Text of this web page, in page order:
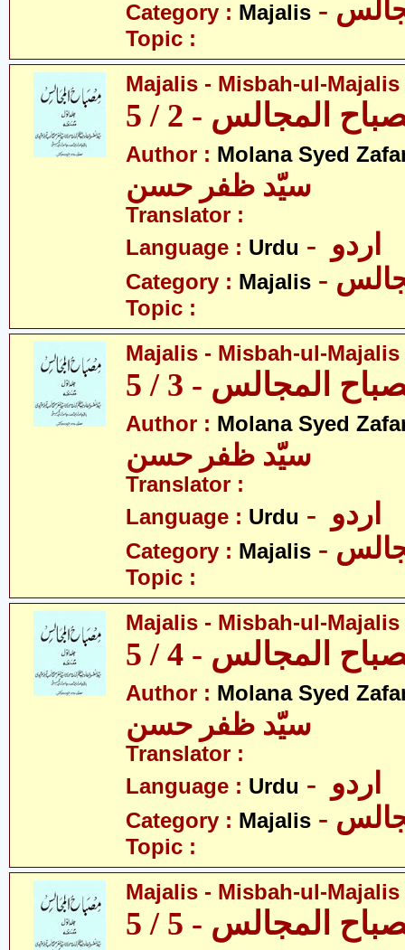
Category : Majalis
Topic :
Majalis - Misbah-ul-Majalis
المجالس - 2 / 5
Author : Molana Syed
سیّد ظفر حسن
Translator :
Language : Urdu
Category : Majalis
Topic :
Majalis - Misbah-ul-Majalis
المجالس - 3 / 5
Author : Molana Syed
سیّد ظفر حسن
Translator :
Language : Urdu
Category : Majalis
Topic :
Majalis - Misbah-ul-Majalis
المجالس - 4 / 5
Author : Molana Syed
سیّد ظفر حسن
Translator :
Language : Urdu
Category : Majalis
Topic :
Majalis - Misbah-ul-Majalis
المجالس - 5 / 5